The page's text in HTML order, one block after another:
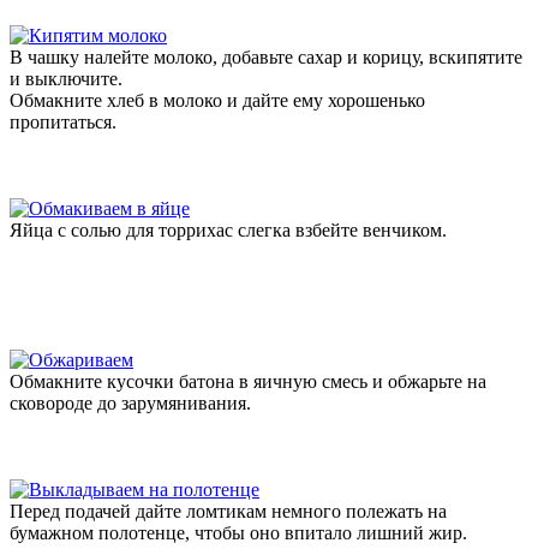
В чашку налейте молоко, добавьте сахар и корицу, вскипятите
и выключите.
Обмакните хлеб в молоко и дайте ему хорошенько
пропитаться.
Яйца с солью для торрихас слегка взбейте венчиком.
Обмакните кусочки батона в яичную смесь и обжарьте на
сковороде до зарумянивания.
Перед подачей дайте ломтикам немного полежать на
бумажном полотенце, чтобы оно впитало лишний жир.